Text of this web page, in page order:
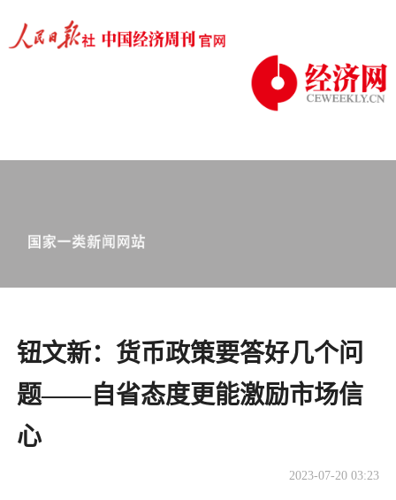
钮文新：货币政策要答好几个问
题——自省态度更能激励市场信
心
2023-07-20 03:23